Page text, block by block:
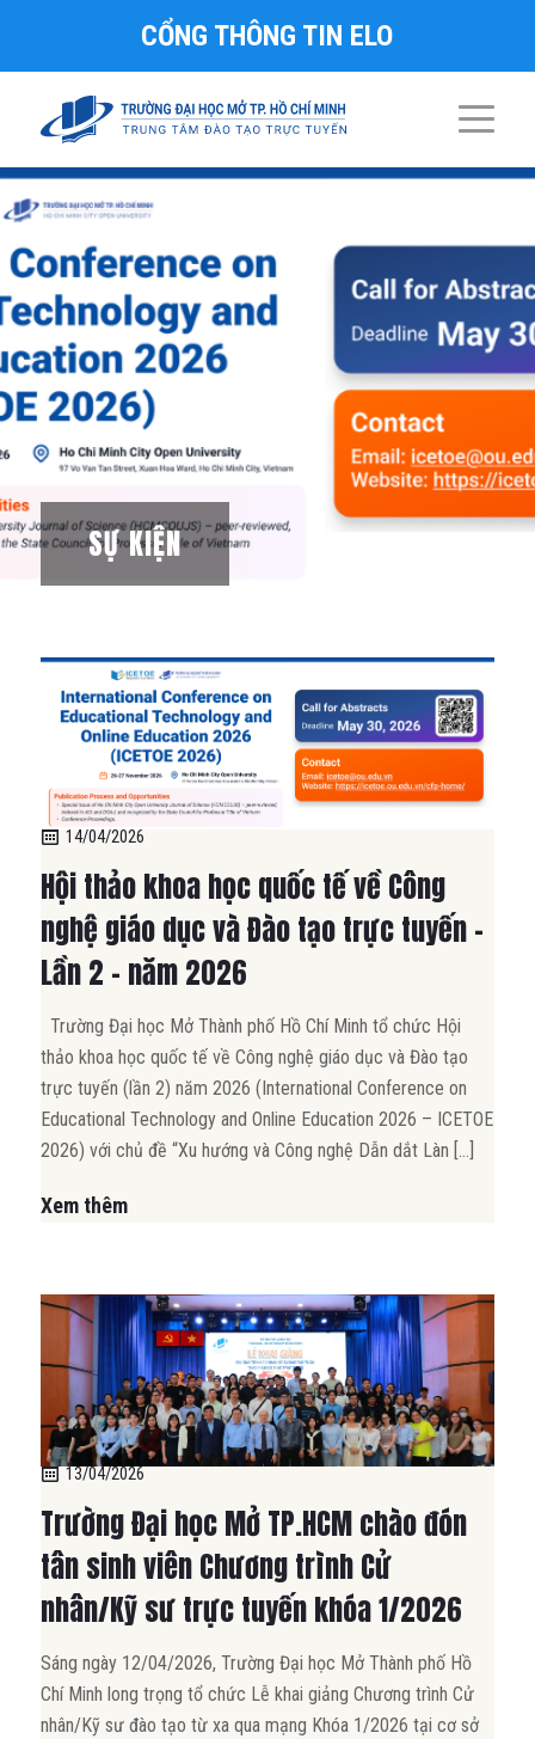
CỔNG THÔNG TIN ELO
SỰ KIỆN
14/04/2026
Hội thảo khoa học quốc tế về Công
nghệ giáo dục và Đào tạo trực tuyến –
Lần 2 – năm 2026
Trường Đại học Mở Thành phố Hồ Chí Minh tổ chức Hội
thảo khoa học quốc tế về Công nghệ giáo dục và Đào tạo
trực tuyến (lần 2) năm 2026 (International Conference on
Educational Technology and Online Education 2026 – ICETOE
2026) với chủ đề “Xu hướng và Công nghệ Dẫn dắt Làn […]
Xem thêm
13/04/2026
Trường Đại học Mở TP.HCM chào đón
tân sinh viên Chương trình Cử
nhân/Kỹ sư trực tuyến khóa 1/2026
Sáng ngày 12/04/2026, Trường Đại học Mở Thành phố Hồ
Chí Minh long trọng tổ chức Lễ khai giảng Chương trình Cử
nhân/Kỹ sư đào tạo từ xa qua mạng Khóa 1/2026 tại cơ sở